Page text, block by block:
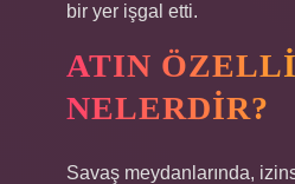
bir yer işgal etti.
ATIN
NELERDIR?
Savaş meydanlarında,